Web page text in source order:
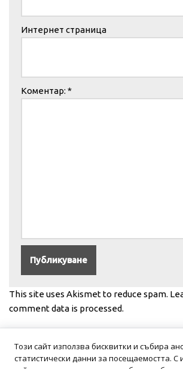
Интернет страница
Коментар: *
This site uses Akismet to reduce spam.
comment data is processed.
Този сайт използва бисквитки и събира
статистически данни за посещаемостта. С